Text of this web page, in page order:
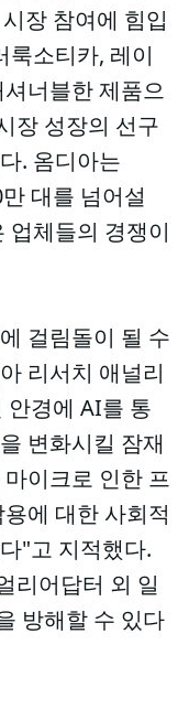
장 참여에 힘입
룩소티카, 레이
너블한 제품으
장 성장의 선구
. 옴디아는
대를 넘어설
업체들의 경쟁이
걸림돌이 될 수
리서치 애널리
안경에 AI를 통
변화시킬 잠재
이크로 인한 프
에 대한 사회적
"고 지적했다.
리어답터 외 일
방해할 수 있다